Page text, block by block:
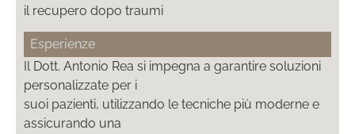
il recupero dopo traumi
Esperienze
Il Dott. Antonio Rea si impegna a garantire soluzioni
personalizzate per i
suoi pazienti, utilizzando le tecniche più moderne e
assicurando una